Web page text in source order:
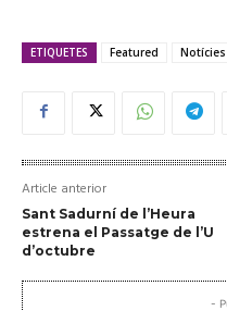
ETIQUETES Featured Notícies
Article anterior
Sant Sadurní de l’Heura
estrena el Passatge de l’U
d’octubre
-